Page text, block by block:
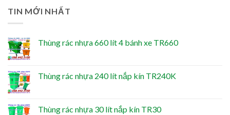
TIN MỚI NHẤT
Thùng rác nhựa 660 lít 4 bánh xe TR660
Thùng rác nhựa 240 lít nắp kín TR240K
Thùng rác nhựa 30 lít nắp kín TR30